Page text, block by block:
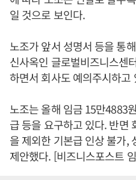
일 것으로 보인다.
노조가 앞서 성명서 등을 통
신사옥인 글로벌비즈니스센
하면서 회사도 예의주시하고
노조는 올해 임금 15만4883
급 등을 요구하고 있다. 반면
을 제외한 기본급 인상 불가,
제안했다. [비즈니스포스트